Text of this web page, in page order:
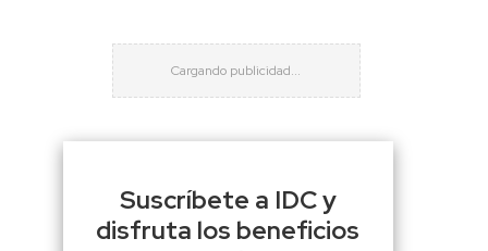
Suscríbete a IDC y
disfruta los beneficios